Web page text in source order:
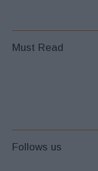
Must Read
Follows us